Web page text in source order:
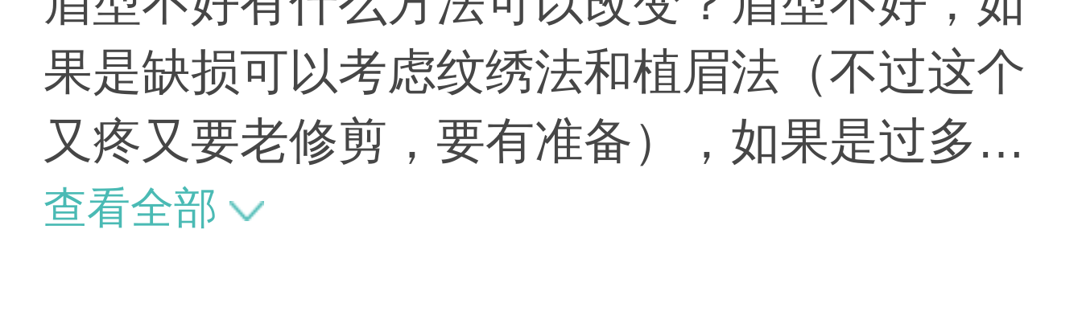
果是缺损可以考虑纹绣法和植眉法（不过这个
又疼又要老修剪，要有准备），如果是过多可
以修出眉形后脱毛。
查看全部